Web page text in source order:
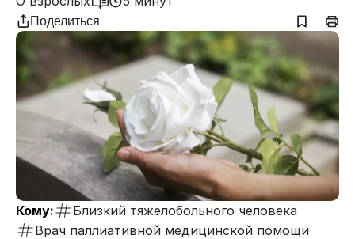
Поделиться
Кому:
Близкий тяжелобольного человека
Врач паллиативной медицинской помощи